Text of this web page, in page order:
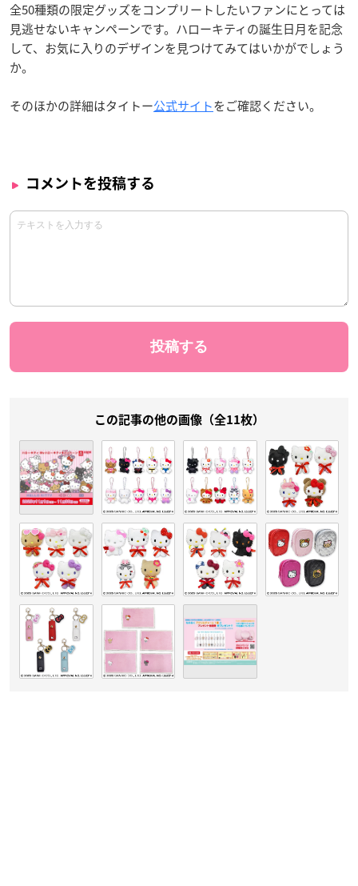
全50種類の限定グッズをコンプリートしたいファンにとっては
見逃せないキャンペーンです。ハローキティの誕生日月を記念
して、お気に入りのデザインを見つけてみてはいかがでしょう
か。
そのほかの詳細はタイトー公式サイトをご確認ください。
コメントを投稿する
この記事の他の画像（全11枚）